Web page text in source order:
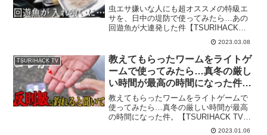
件【TSURIHACK TV】
虫エサ嫌いな人にも超オススメの特級エ
サを、日中の堤防で使ってみたら…あの
回遊魚が大連発した件【TSURIHACK
TV】釣りマガジン『TSURI HACK(釣りハ
ック)』が送る動画チャンネル
『TSURIHACK TV』初心者向けHOWTO
な...
2023.03.08
TSURIHACK TV
教えてもらったワームをライトゲ
ームで使ってみたら…真冬の厳し
い時間が最高の時間になった件。
【TSURIHACK TV】
教えてもらったワームをライトゲームで
使ってみたら…真冬の厳しい時間が最高
の時間になった件。【TSURIHACK TV】
釣りマガジン『TSURI HACK(釣りハッ
2023.01.06